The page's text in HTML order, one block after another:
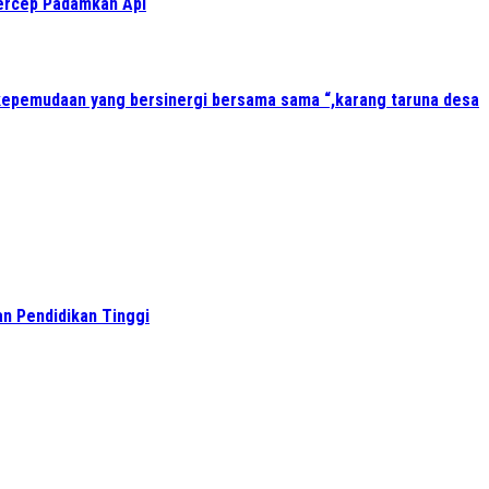
yang bersinergi bersama sama “,karang taruna desa
Pendidikan Tinggi